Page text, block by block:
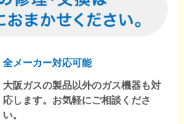
全メーカー対応可能
大阪ガスの製品以外のガス機器も対
応します。お気軽にご相談くださ
い。